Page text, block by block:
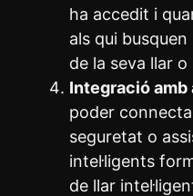
ha accedit i
als qui
de la seva llar o
Integració
poder
seguretat o
intel·ligents
de llar